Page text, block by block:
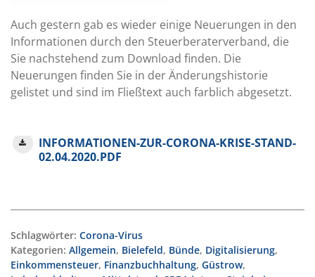
Auch gestern gab es wieder einige Neuerungen in den
Informationen durch den Steuerberaterverband, die
Sie nachstehend zum Download finden. Die
Neuerungen finden Sie in der Änderungshistorie
gelistet und sind im Fließtext auch farblich abgesetzt.
INFORMATIONEN-ZUR-CORONA-KRISE-STAND-
02.04.2020.PDF
Schlagwörter: Corona-Virus
Kategorien: Allgemein, Bielefeld, Bünde, Digitalisierung,
Einkommensteuer, Finanzbuchhaltung, Güstrow,